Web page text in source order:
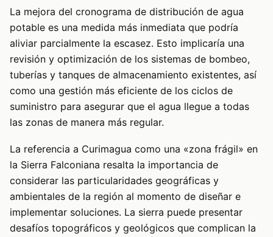
La mejora del cronograma de distribución de agua
potable es una medida más inmediata que podría
aliviar parcialmente la escasez. Esto implicaría una
revisión y optimización de los sistemas de bombeo,
tuberías y tanques de almacenamiento existentes, así
como una gestión más eficiente de los ciclos de
suministro para asegurar que el agua llegue a todas
las zonas de manera más regular.
La referencia a Curimagua como una «zona frágil» en
la Sierra Falconiana resalta la importancia de
considerar las particularidades geográficas y
ambientales de la región al momento de diseñar e
implementar soluciones. La sierra puede presentar
desafíos topográficos y geológicos que complican la